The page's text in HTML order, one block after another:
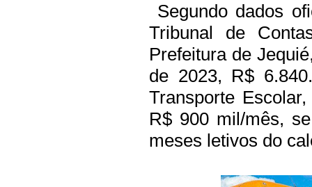
Segundo dados
Tribunal de
Prefeitura de
de 2023, R$
Transporte
R$ 900 mil/mês,
meses letivos do